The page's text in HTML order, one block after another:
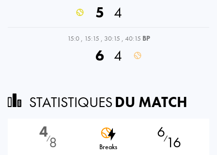
5 4
15:0 , 15:15 , 30:15 , 40:15 BP
6 4
STATISTIQUES DU MATCH
4⁄8 Breaks
6⁄16